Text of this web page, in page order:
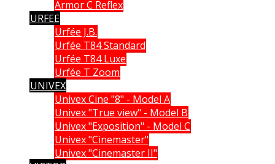
Armor C Reflex
URFEE
Urfée J.B.
Urfée T84 Standard
Urfée T84 Luxe
Urfée T Zoom
UNIVEX
Univex Cine "8" - Model A
Univex "True view" - Model B
Univex "Exposition" - Model C
Univex "Cinemaster"
Univex "Cinemaster II"